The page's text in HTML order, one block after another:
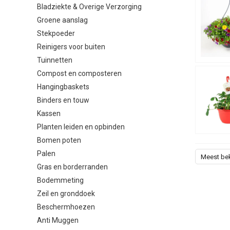
Bladziekte & Overige Verzorging
Groene aanslag
Stekpoeder
Reinigers voor buiten
Tuinnetten
Compost en composteren
Hangingbaskets
Binders en touw
Kassen
Planten leiden en opbinden
Bomen poten
Palen
Gras en borderranden
Bodemmeting
Zeil en gronddoek
Beschermhoezen
Anti Muggen
nat blijven.
Voor een
frisser en
De
Kies een
Wil je iets
bloemen
Wat is
Meest